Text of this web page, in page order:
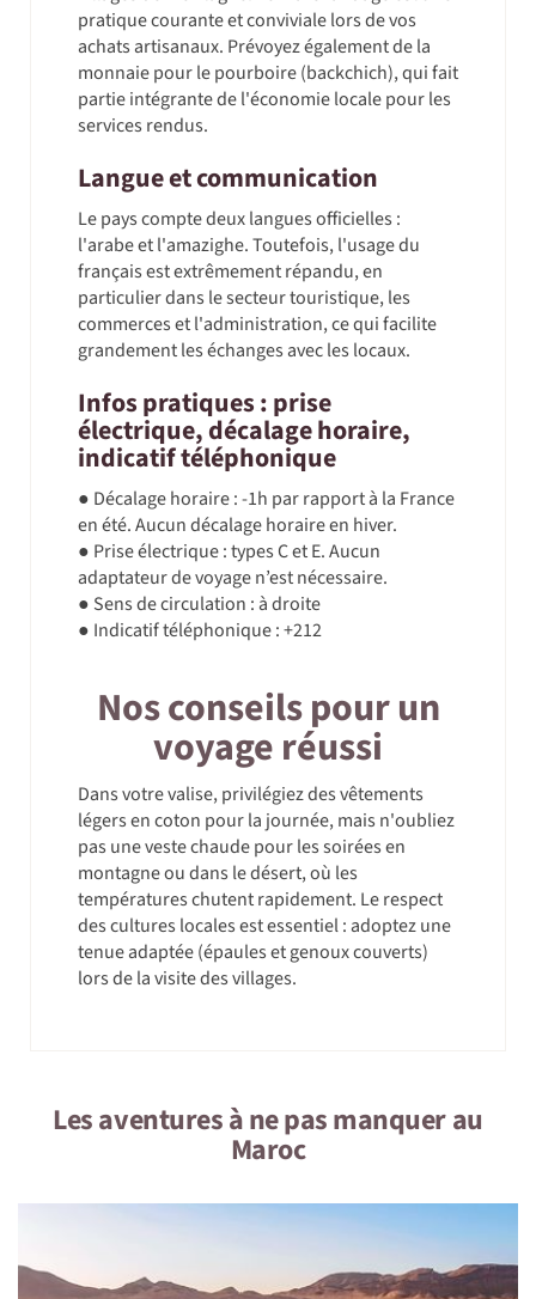
pratique courante et conviviale lors de vos
achats artisanaux. Prévoyez également de la
monnaie pour le pourboire (backchich), qui fait
partie intégrante de l'économie locale pour les
services rendus.
Langue et communication
Le pays compte deux langues officielles :
l'arabe et l'amazighe. Toutefois, l'usage du
français est extrêmement répandu, en
particulier dans le secteur touristique, les
commerces et l'administration, ce qui facilite
grandement les échanges avec les locaux.
Infos pratiques : prise
électrique, décalage horaire,
indicatif téléphonique
● Décalage horaire : -1h par rapport à la France
en été. Aucun décalage horaire en hiver.
● Prise électrique : types C et E. Aucun
adaptateur de voyage n’est nécessaire.
● Sens de circulation : à droite
● Indicatif téléphonique : +212
Nos conseils pour un
voyage réussi
Dans votre valise, privilégiez des vêtements
légers en coton pour la journée, mais n'oubliez
pas une veste chaude pour les soirées en
montagne ou dans le désert, où les
températures chutent rapidement. Le respect
des cultures locales est essentiel : adoptez une
tenue adaptée (épaules et genoux couverts)
lors de la visite des villages.
Les aventures à ne pas manquer au
Maroc